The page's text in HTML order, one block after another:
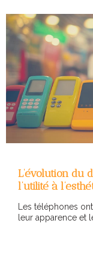
L’évolution du
l’utilité à
Les téléphones
leur apparence et